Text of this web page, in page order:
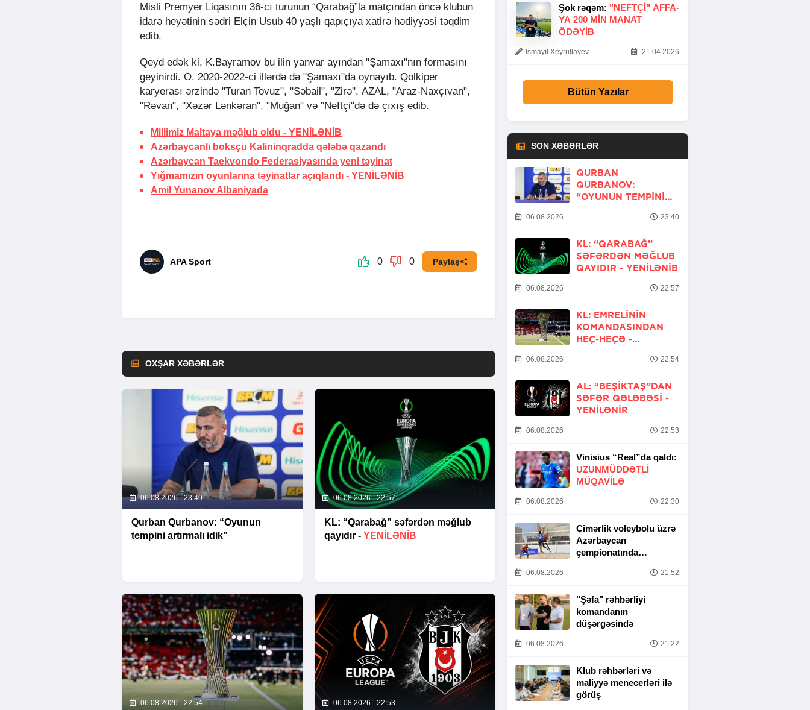
Misli Premyer Liqasının 36-cı turunun “Qarabağ”la matçından öncə klubun
idarə heyətinin sədri Elçin Usub 40 yaşlı qapıçıya xatirə hədiyyəsi təqdim
edib.
Qeyd edək ki, K.Bayramov bu ilin yanvar ayından "Şamaxı"nın formasını
geyinirdi. O, 2020-2022-ci illərdə də "Şamaxı"da oynayıb. Qolkiper
karyerası ərzində "Turan Tovuz", "Səbail", "Zirə", AZAL, "Araz-Naxçıvan",
"Rəvan", "Xəzər Lənkəran", "Muğan" və "Neftçi"də də çıxış edib.
Millimiz Maltaya məğlub oldu - YENİLƏNİB
Azərbaycanlı boksçu Kalininqradda qələbə qazandı
Azərbaycan Taekvondo Federasiyasında yeni təyinat
Yığmamızın oyunlarına təyinatlar açıqlandı - YENİLƏNİB
Amil Yunanov Albaniyada
APA Sport 0 0 Paylaş
OXŞAR XƏBƏRLƏR
06.08.2026 - 23:40
Qurban Qurbanov: “Oyunun
tempini artırmalı idik”
06.08.2026 - 22:57
KL: “Qarabağ” səfərdən məğlub
qayıdır - YENİLƏNİB
06.08.2026 - 22:54 06.08.2026 - 22:53
Şok rəqəm: "NEFTÇI" AFFA-
YA 200 MIN MANAT
ÖDƏYIB
İsmayıl Xeyrullayev 21.04.2026
Bütün Yazılar
SON XƏBƏRLƏR
QURBAN
QURBANOV:
“OYUNUN TEMPINI
06.08.2026 23:40
KL: “QARABAĞ”
SƏFƏRDƏN MƏĞLUB
QAYIDIR - YENİLƏNİB
06.08.2026 22:57
KL: EMRELININ
KOMANDASINDAN
HEÇ-HEÇƏ -
06.08.2026 22:54
AL: “BEŞIKTAŞ”DAN
SƏFƏR QƏLƏBƏSI -
YENİLƏNİR
06.08.2026 22:53
Vinisius “Real”da qaldı:
UZUNMÜDDƏTLİ
MÜQAVİLƏ
06.08.2026 22:30
Çimərlik voleybolu üzrə
Azərbaycan
çempionatında
06.08.2026 21:52
"Şəfa" rəhbərliyi
komandanın
düşərgəsində
06.08.2026 21:22
Klub rəhbərləri və
maliyyə menecerləri ilə
görüş